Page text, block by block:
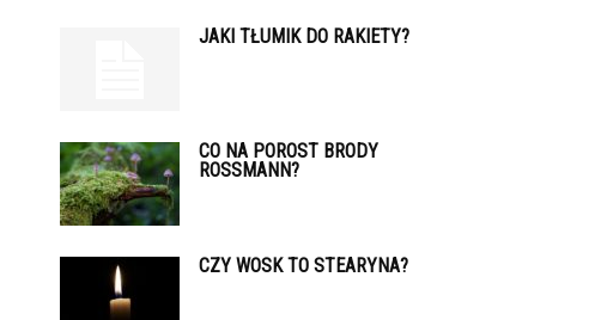
JAKI TŁUMIK DO RAKIETY?
CO NA POROST BRODY
ROSSMANN?
CZY WOSK TO STEARYNA?